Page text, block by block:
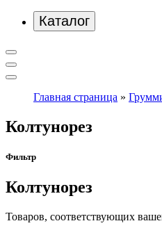
Каталог
Главная страница »
Колтунорез
Фильтр
Колтунорез
Товаров, соответствующих